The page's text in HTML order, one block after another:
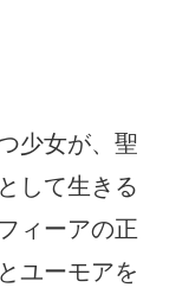
少女が、聖
して生きる
ィーアの正
ユーモアを